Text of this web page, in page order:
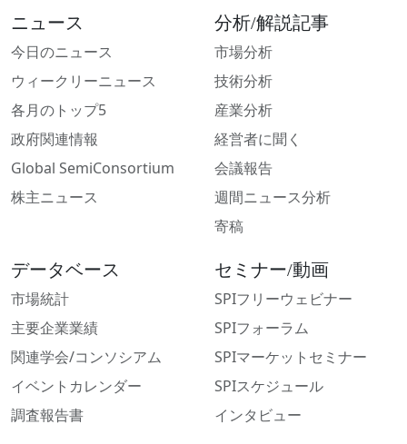
ニュース
今日のニュース
ウィークリーニュース
各月のトップ5
政府関連情報
Global SemiConsortium
株主ニュース
分析/解説記事
市場分析
技術分析
産業分析
経営者に聞く
会議報告
週間ニュース分析
寄稿
データベース
市場統計
主要企業業績
関連学会/コンソシアム
イベントカレンダー
調査報告書
セミナー/動画
SPIフリーウェビナー
SPIフォーラム
SPIマーケットセミナー
SPIスケジュール
インタビュー